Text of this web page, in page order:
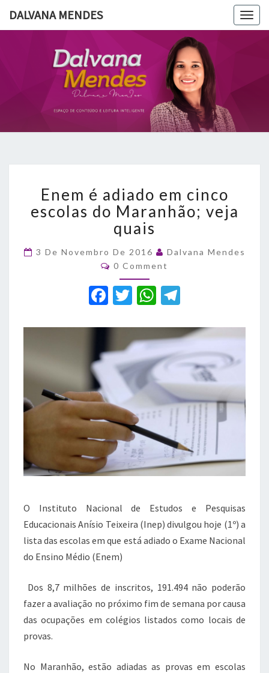
DALVANA MENDES
DALVANA
MENDES
Espaço De
Conteúdo
E Leitura
Inteligente
é
adiado
em
cinco
escolas
Maranhão;
veja
quais
Enem é adiado em cinco
escolas do Maranhão; veja
quais
3 De Novembro De 2016
Dalvana Mendes
Comments
0 Comment
F
c
e
b
o
k
T
it
te
r
W
at
s
A
p
p
e
gr
a
m
O Instituto Nacional de Estudos e Pesquisas
Educacionais Anísio Teixeira (Inep) divulgou hoje (1º) a
lista das escolas em que está adiado o Exame Nacional
do Ensino Médio (Enem)
Dos 8,7 milhões de inscritos, 191.494 não poderão
fazer a avaliação no próximo fim de semana por causa
das ocupações em colégios listados como locais de
provas.
No Maranhão, estão adiadas as provas em escolas